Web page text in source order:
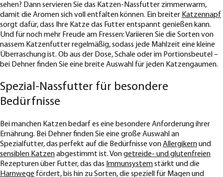
sehen? Dann servieren Sie das Katzen-Nassfutter zimmerwarm,
damit die Aromen sich voll entfalten können. Ein breiter Katzennapf
sorgt dafür, dass Ihre Katze das Futter entspannt genießen kann.
Und für noch mehr Freude am Fressen: Variieren Sie die Sorten von
nassem Katzenfutter regelmäßig, sodass jede Mahlzeit eine kleine
Überraschung ist. Ob aus der Dose, Schale oder im Portionsbeutel –
bei Dehner finden Sie eine breite Auswahl für jeden Katzengaumen.
Spezial-Nassfutter für besondere
Bedürfnisse
Bei manchen Katzen bedarf es eine besondere Anforderung ihrer
Ernährung. Bei Dehner finden Sie eine große Auswahl an
Spezialfutter, das perfekt auf die Bedürfnisse vonAllergikernund
sensiblen Katzenabgestimmt ist. Vongetreide- und glutenfreien
Rezepturen über Futter, das das Immunsystemstärkt und die
Harnwege fördert, bis hin zu Sorten, die speziell für Magen und